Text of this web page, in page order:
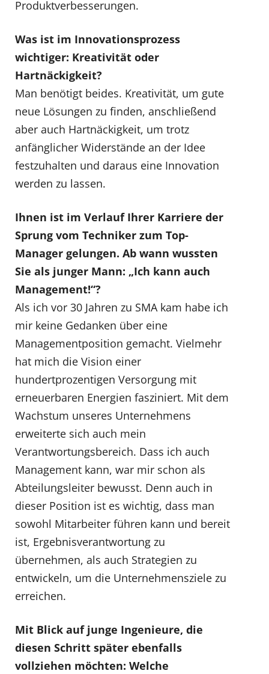
Produktverbesserungen.
Was ist im Innovationsprozess
wichtiger: Kreativität oder
Hartnäckigkeit?
Man benötigt beides. Kreativität, um gute
neue Lösungen zu finden, anschließend
aber auch Hartnäckigkeit, um trotz
anfänglicher Widerstände an der Idee
festzuhalten und daraus eine Innovation
werden zu lassen.
Ihnen ist im Verlauf Ihrer Karriere der
Sprung vom Techniker zum Top-
Manager gelungen. Ab wann wussten
Sie als junger Mann: „Ich kann auch
Management!“?
Als ich vor 30 Jahren zu SMA kam habe ich
mir keine Gedanken über eine
Managementposition gemacht. Vielmehr
hat mich die Vision einer
hundertprozentigen Versorgung mit
erneuerbaren Energien fasziniert. Mit dem
Wachstum unseres Unternehmens
erweiterte sich auch mein
Verantwortungsbereich. Dass ich auch
Management kann, war mir schon als
Abteilungsleiter bewusst. Denn auch in
dieser Position ist es wichtig, dass man
sowohl Mitarbeiter führen kann und bereit
ist, Ergebnisverantwortung zu
übernehmen, als auch Strategien zu
entwickeln, um die Unternehmensziele zu
erreichen.
Mit Blick auf junge Ingenieure, die
diesen Schritt später ebenfalls
vollziehen möchten: Welche